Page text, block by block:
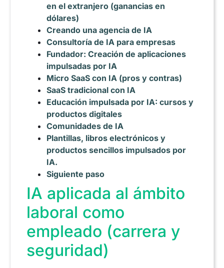
en el extranjero (ganancias en
dólares)
Creando una agencia de IA
Consultoría de IA para empresas
Fundador: Creación de aplicaciones
impulsadas por IA
Micro SaaS con IA (pros y contras)
SaaS tradicional con IA
Educación impulsada por IA: cursos y
productos digitales
Comunidades de IA
Plantillas, libros electrónicos y
productos sencillos impulsados por
IA.
Siguiente paso
IA aplicada al ámbito
laboral como
empleado (carrera y
seguridad)